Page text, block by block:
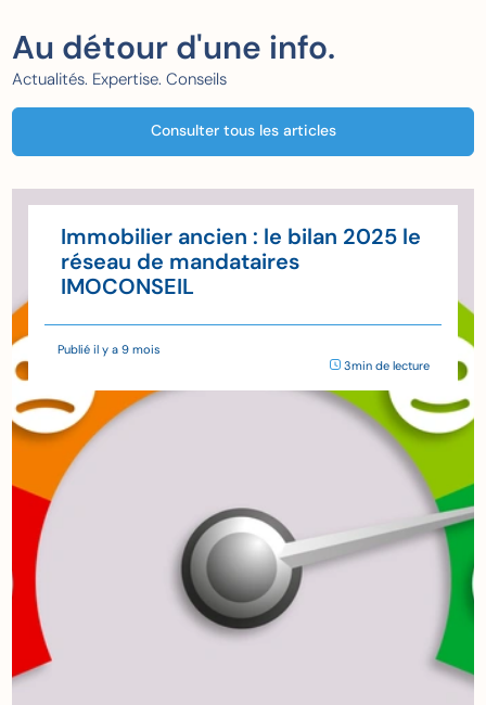
Au détour d'une info.
Actualités. Expertise. Conseils
Consulter tous les articles
Immobilier ancien : le bilan 2025 le
réseau de mandataires
IMOCONSEIL
Publié il y a 9 mois
3min de lecture